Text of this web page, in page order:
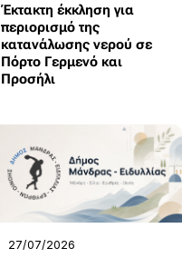
Έκτακτη έκκληση για
περιορισμό της
κατανάλωσης νερού σε
Πόρτο Γερμενό και
Προσήλι
27/07/2026